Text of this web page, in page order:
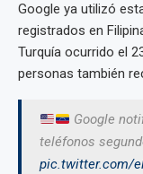
Google ya utilizó
registrados en
Turquía ocurrido el
personas también
Google
teléfonos
pic.twitter.com/